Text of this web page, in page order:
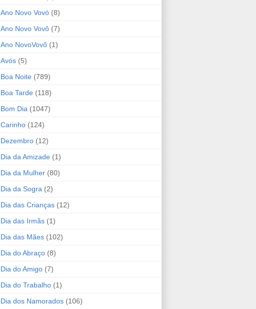
Ano Novo Vovó (8)
Ano Novo Vovô (7)
Ano NovoVovô (1)
Avós (5)
Boa Noite (789)
Boa Tarde (118)
Bom Dia (1047)
Carinho (124)
Dezembro (12)
Dia da Amizade (1)
Dia da Mulher (80)
Dia da Sogra (2)
Dia das Crianças (12)
Dia das Irmãs (1)
Dia das Mães (102)
Dia do Abraço (8)
Dia do Amigo (7)
Dia do Trabalho (1)
Dia dos Namorados (106)